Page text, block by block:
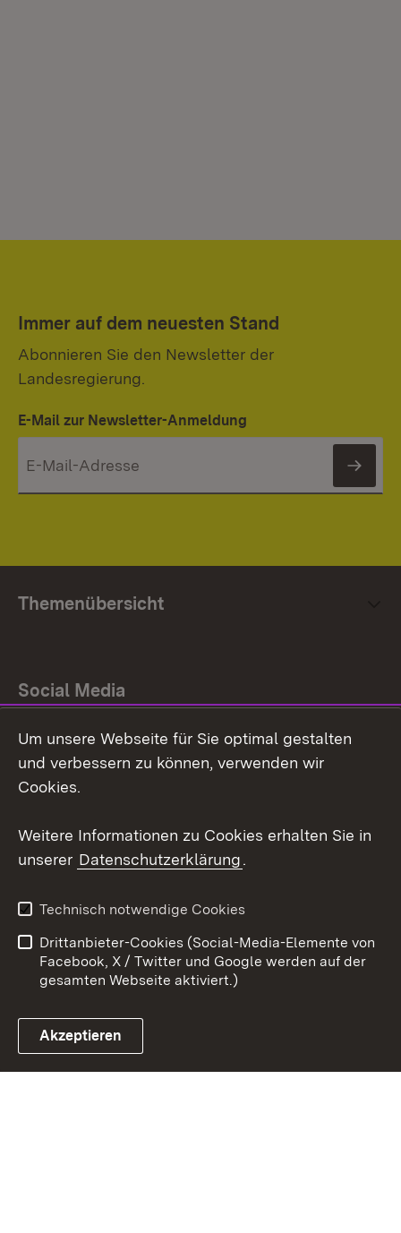
Immer auf dem neuesten Stand
Abonnieren Sie den Newsletter der
Landesregierung.
E-Mail zur Newsletter-Anmeldung
Themenübersicht
Social Media
Facebook
Link zum Landesportal
Barrierefreiheit
Kontakt
Cookies
Um unsere Webseite für Sie optimal gestalten
und verbessern zu können, verwenden wir
Cookies.
Weitere Informationen zu Cookies erhalten Sie in
unserer Datenschutzerklärung.
Technisch notwendige Cookies
Drittanbieter-Cookies (Social-Media-Elemente von
Facebook, X / Twitter und Google werden auf der
gesamten Webseite aktiviert.)
Akzeptieren